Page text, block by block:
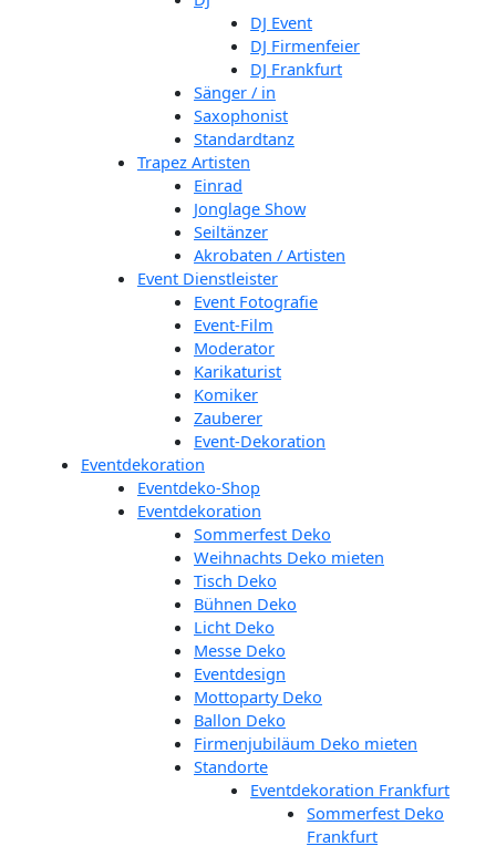
DJ Event
DJ Firmenfeier
DJ Frankfurt
Sänger / in
Saxophonist
Standardtanz
Trapez Artisten
Einrad
Jonglage Show
Seiltänzer
Akrobaten / Artisten
Event Dienstleister
Event Fotografie
Event-Film
Moderator
Karikaturist
Komiker
Zauberer
Event-Dekoration
Eventdekoration
Eventdeko-Shop
Eventdekoration
Sommerfest Deko
Weihnachts Deko mieten
Tisch Deko
Bühnen Deko
Licht Deko
Messe Deko
Eventdesign
Mottoparty Deko
Ballon Deko
Firmenjubiläum Deko mieten
Standorte
Eventdekoration Frankfurt
Sommerfest Deko
Frankfurt